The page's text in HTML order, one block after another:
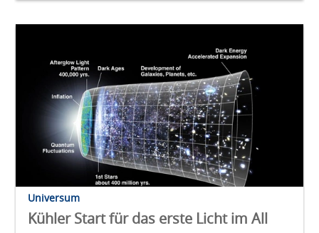
Universum
Kühler Start für das erste Licht im All